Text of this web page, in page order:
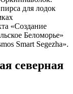
для лодок
«Создание
Беломорье»
Smart Segezha».
северная